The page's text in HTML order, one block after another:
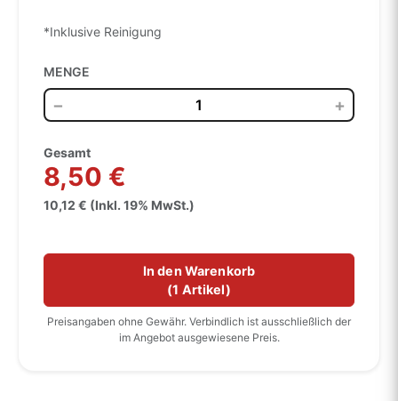
*Inklusive Reinigung
MENGE
− +
Gesamt
8,50 €
10,12 € (Inkl. 19% MwSt.)
In den Warenkorb
(1 Artikel)
Preisangaben ohne Gewähr. Verbindlich ist ausschließlich der
im Angebot ausgewiesene Preis.